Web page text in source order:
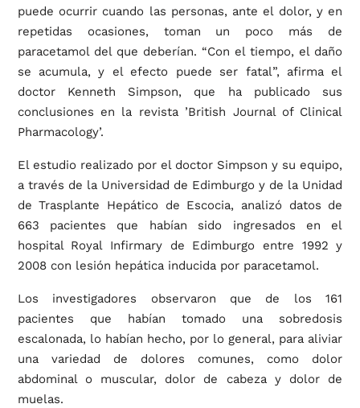
puede ocurrir cuando las personas, ante el dolor, y en
repetidas ocasiones, toman un poco más de
paracetamol del que deberían. “Con el tiempo, el daño
se acumula, y el efecto puede ser fatal”, afirma el
doctor Kenneth Simpson, que ha publicado sus
conclusiones en la revista ’British Journal of Clinical
Pharmacology’.
El estudio realizado por el doctor Simpson y su equipo,
a través de la Universidad de Edimburgo y de la Unidad
de Trasplante Hepático de Escocia, analizó datos de
663 pacientes que habían sido ingresados en el
hospital Royal Infirmary de Edimburgo entre 1992 y
2008 con lesión hepática inducida por paracetamol.
Los investigadores observaron que de los 161
pacientes que habían tomado una sobredosis
escalonada, lo habían hecho, por lo general, para aliviar
una variedad de dolores comunes, como dolor
abdominal o muscular, dolor de cabeza y dolor de
muelas.